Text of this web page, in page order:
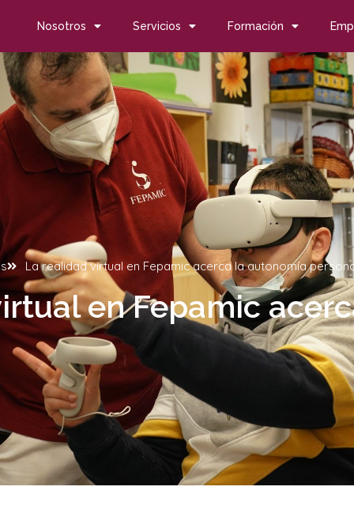
Nosotros Servicios Formación
La realidad virtual en Fepamic acerca la autonomía
en Fepamic